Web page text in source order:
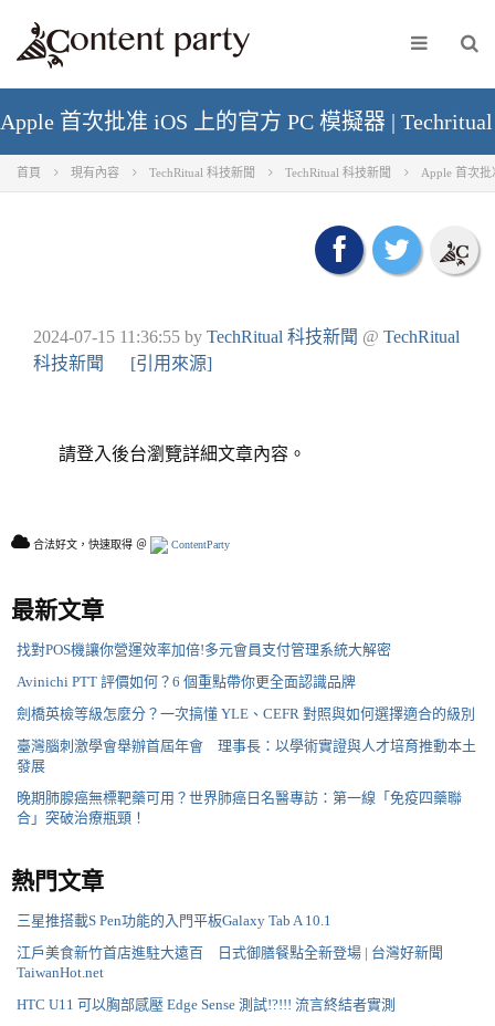
Apple 首次批准 iOS 上的官方 PC 模擬器 |
首頁 現有內容 TechRitual 科技新聞 TechRitual 科技新聞 Apple 首次批
2024-07-15 11:36:55 by TechRitual 科技新聞 @ TechRitual
科技新聞
[引用來源]
請登入後台瀏覽詳細文章內容。
合法好文，快速取得 ＠ ContentParty
最新文章
找對POS機讓你營運效率加倍!多元會員支付管理系統大解密
Avinichi PTT 評價如何？6 個重點帶你更全面認識品牌
劍橋英檢等級怎麼分？一次搞懂 YLE、CEFR 對照與如何選擇適合的級別
臺灣腦刺激學會舉辦首屆年會 理事長：以學術實證與人才培育推動本土
發展
晚期肺腺癌無標靶藥可用？世界肺癌日名醫專訪：第一線「免疫四藥聯
合」突破治療瓶頸！
熱門文章
三星推搭載S Pen功能的入門平板Galaxy Tab A 10.1
江戶美食新竹首店進駐大遠百 日式御膳餐點全新登場 | 台灣好新聞
TaiwanHot.net
HTC U11 可以胸部感壓 Edge Sense 測試!?!!! 流言終結者實測